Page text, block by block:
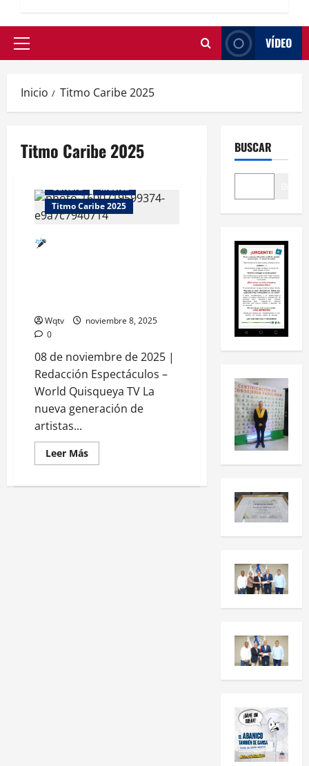
VÍDEO
Inicio Titmo Caribe 2025
Titmo Caribe 2025
Cultura
Musica
Titmo Caribe 2025
Wqtv
noviembre 8, 2025
0
08 de noviembre de 2025 |
Redacción Espectáculos –
World Quisqueya TV La
nueva generación de
artistas...
Leer Más
BUSCAR